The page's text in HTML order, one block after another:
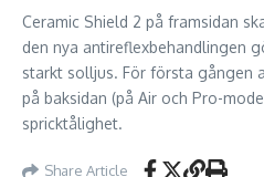
Ceramic Shield 2 på framsidan
den nya antireflexbehandlingen
starkt solljus. För första gången
på baksidan (på Air och Pro-
spricktålighet.
Share Article